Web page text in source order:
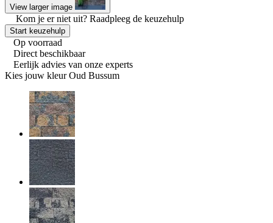
View larger image
Kom je er niet uit? Raadpleeg de keuzehulp
Start keuzehulp
Op voorraad
Direct beschikbaar
Eerlijk advies van onze experts
Kies jouw kleur Oud Bussum